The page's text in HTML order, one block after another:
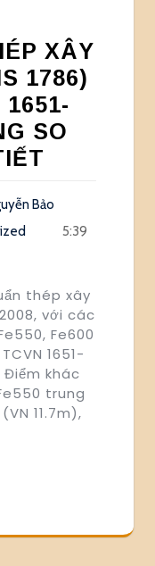
XÂY
1786)
1651-
SO
Bảo
5:39
thép xây
với các
Fe600
1651-
Điểm khác
trung
11.7m),